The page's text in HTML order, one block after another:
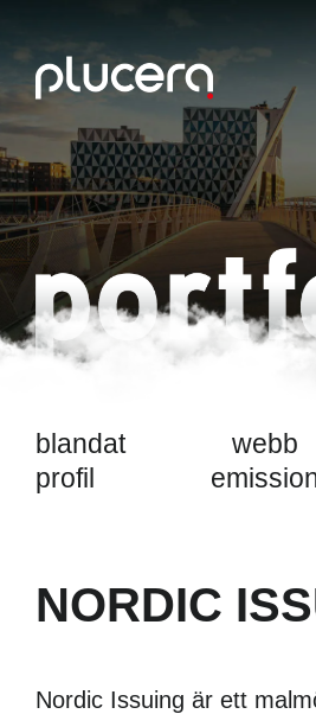
blandat webb
profil
NORDIC
Nordic Issuing är ett